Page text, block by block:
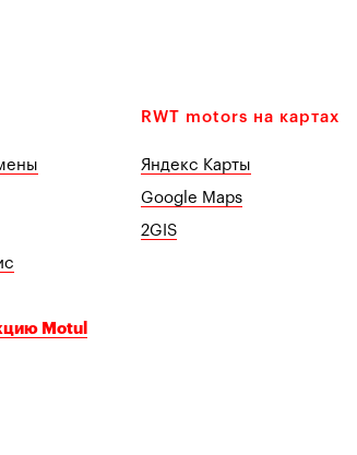
Motul
RWT motors на картах
Яндекс Карты
Google Maps
2GIS